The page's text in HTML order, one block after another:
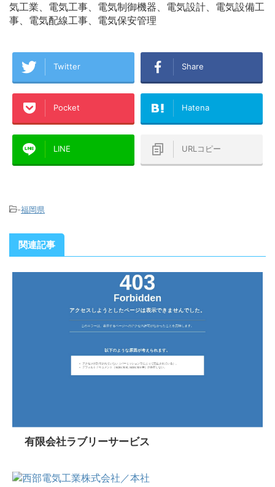
気工業、電気工事、電気制御機器、電気設計、電気設備工
事、電気配線工事、電気保安管理
Twitter Share
Pocket Hatena
LINE URLコピー
-福岡県
関連記事
有限会社ラブリーサービス